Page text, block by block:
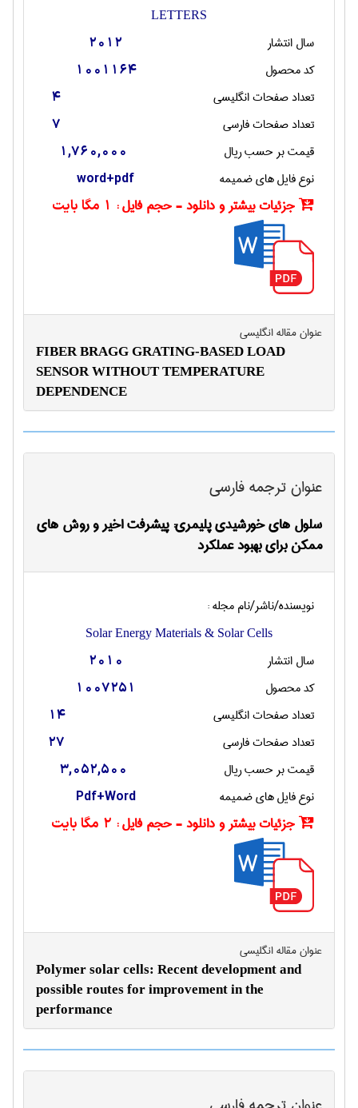
LETTERS
سال انتشار 2012
کد محصول 1001164
تعداد صفحات انگليسی 4
تعداد صفحات فارسی 7
قیمت بر حسب ریال 1,760,000
نوع فایل های ضمیمه word+pdf
جزئیات بیشتر و دانلود - حجم فایل : 1 مگا بایت
عنوان مقاله انگليسی
FIBER BRAGG GRATING-BASED LOAD
SENSOR WITHOUT TEMPERATURE
DEPENDENCE
عنوان ترجمه فارسی
سلول های خورشیدی پلیمری: پیشرفت اخیر و روش های
ممکن برای بهبود عملکرد
نویسنده/ناشر/نام مجله :
Solar Energy Materials & Solar Cells
سال انتشار 2010
کد محصول 1007251
تعداد صفحات انگليسی 14
تعداد صفحات فارسی 27
قیمت بر حسب ریال 3,052,500
نوع فایل های ضمیمه Pdf+Word
جزئیات بیشتر و دانلود - حجم فایل : 2 مگا بایت
عنوان مقاله انگليسی
Polymer solar cells: Recent development and
possible routes for improvement in the
performance